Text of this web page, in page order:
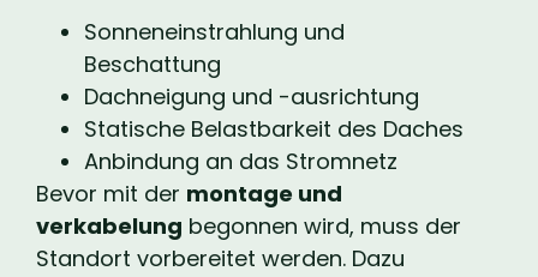
Sonneneinstrahlung und
Beschattung
Dachneigung und -ausrichtung
Statische Belastbarkeit des Daches
Anbindung an das Stromnetz
Bevor mit der montage und
verkabelung begonnen wird, muss der
Standort vorbereitet werden. Dazu